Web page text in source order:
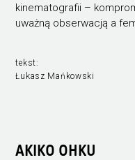
kinematografii –
uważną obserwacją a
tekst:
Łukasz Mańkowski
AKIKO OHKU